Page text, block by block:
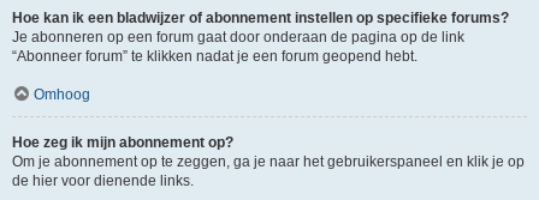
Hoe kan ik een bladwijzer of abonnement instellen op specifieke forums?
Je abonneren op een forum gaat door onderaan de pagina op de link
“Abonneer forum” te klikken nadat je een forum geopend hebt.
Omhoog
Hoe zeg ik mijn abonnement op?
Om je abonnement op te zeggen, ga je naar het gebruikerspaneel en klik je op
de hier voor dienende links.